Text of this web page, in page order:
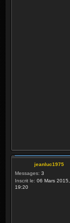
jeanluc1975
Messages: 3
Inscrit le: 06 Mars 2015,
19:20